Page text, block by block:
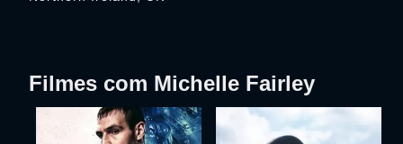
Filmes com Michelle Fairley